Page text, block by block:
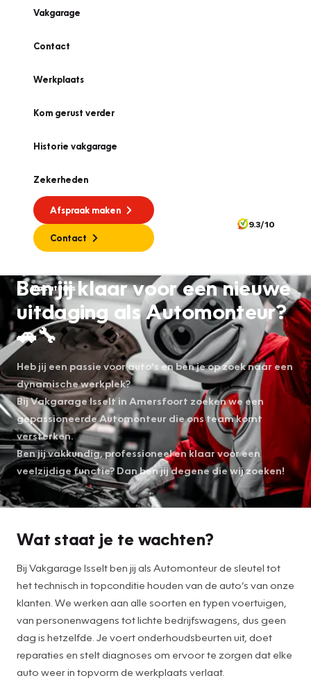
Vakgarage
Contact
Werkplaats
Kom gerust verder
Historie vakgarage
Zekerheden
Afspraak maken
Contact
9.3/10
Vacatures
Ben jij klaar voor een nieuwe
uitdaging als Automonteur?
🚗🔧
Heb jij een passie voor auto’s en ben je op zoek naar een
dynamische werkplek?
Bij Vakgarage Isselt in Amersfoort zoeken we een
gepassioneerde Automonteur die ons team komt
versterken.
Ben jij vakkundig, professioneel en klaar voor een
veelzijdige functie? Dan ben jij degene die wij zoeken!
Wat staat je te wachten?
Bij Vakgarage Isselt ben jij als Automonteur de sleutel tot
het technisch in topconditie houden van de auto’s van onze
klanten. We werken aan alle soorten en typen voertuigen,
van personenwagens tot lichte bedrijfswagens, dus geen
dag is hetzelfde. Je voert onderhoudsbeurten uit, doet
reparaties en stelt diagnoses om ervoor te zorgen dat elke
auto weer in topvorm de werkplaats verlaat.